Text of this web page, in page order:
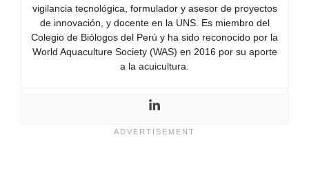
vigilancia tecnológica, formulador y asesor de proyectos
de innovación, y docente en la UNS. Es miembro del
Colegio de Biólogos del Perú y ha sido reconocido por la
World Aquaculture Society (WAS) en 2016 por su aporte
a la acuicultura.